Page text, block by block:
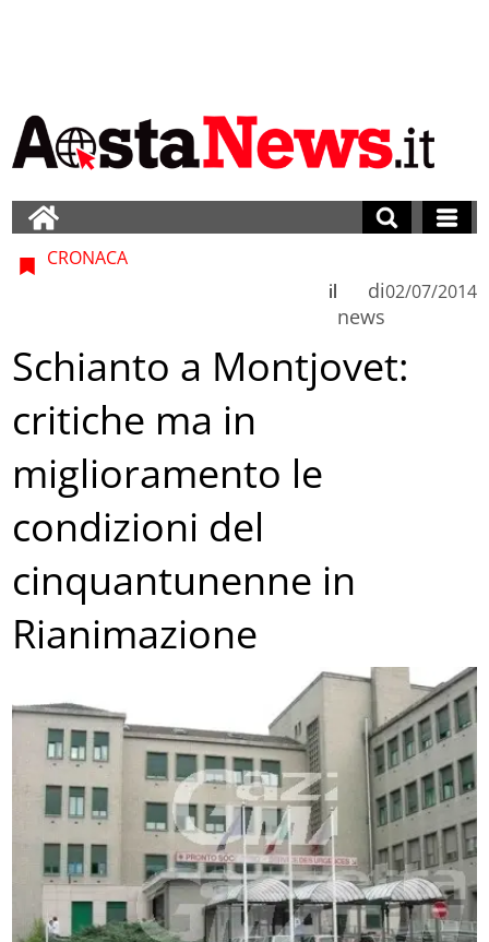
CRONACA
di
news
il 02/07/2014
Schianto a Montjovet:
critiche ma in
miglioramento le
condizioni del
cinquantunenne in
Rianimazione